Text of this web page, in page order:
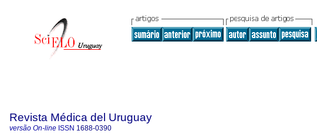
Revista Médica del Uruguay
versão On-line ISSN 1688-0390